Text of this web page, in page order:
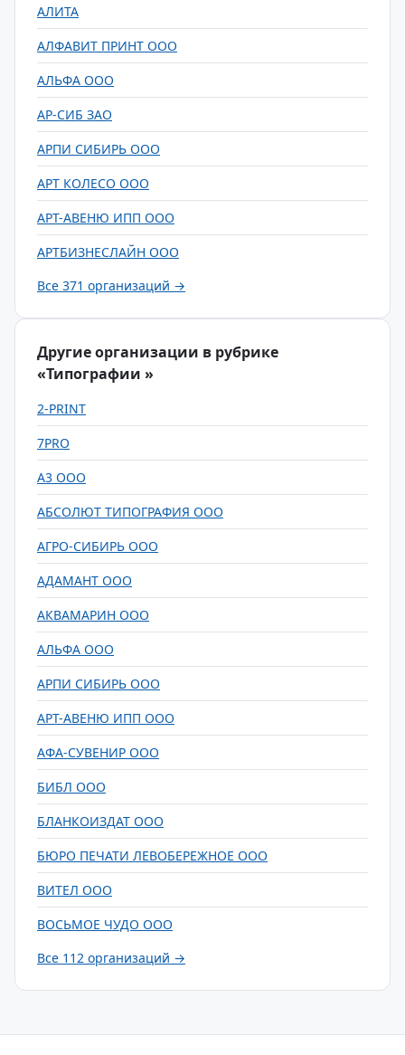
АЛИТА
АЛФАВИТ ПРИНТ ООО
АЛЬФА ООО
АР-СИБ ЗАО
АРПИ СИБИРЬ ООО
АРТ КОЛЕСО ООО
АРТ-АВЕНЮ ИПП ООО
АРТБИЗНЕСЛАЙН ООО
Все 371 организаций →
Другие организации в рубрике
«Типографии »
2-PRINT
7PRO
А3 ООО
АБСОЛЮТ ТИПОГРАФИЯ ООО
АГРО-СИБИРЬ ООО
АДАМАНТ ООО
АКВАМАРИН ООО
АЛЬФА ООО
АРПИ СИБИРЬ ООО
АРТ-АВЕНЮ ИПП ООО
АФА-СУВЕНИР ООО
БИБЛ ООО
БЛАНКОИЗДАТ ООО
БЮРО ПЕЧАТИ ЛЕВОБЕРЕЖНОЕ ООО
ВИТЕЛ ООО
ВОСЬМОЕ ЧУДО ООО
Все 112 организаций →